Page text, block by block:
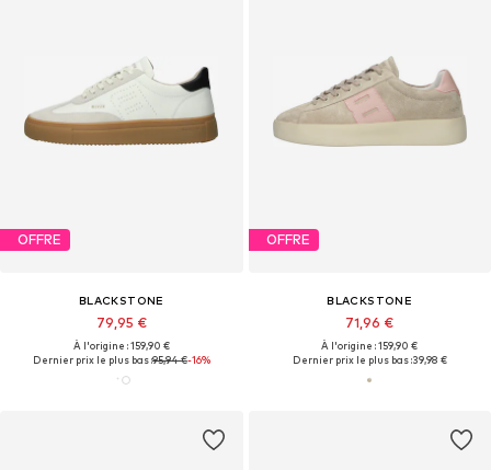
OFFRE
BLACKSTONE
79,95 €
À l'origine : 159,90 €
Dernier prix le plus bas :95,94 €-16%
OFFRE
BLACKSTONE
71,96 €
À l'origine : 159,90 €
Dernier prix le plus bas :39,98 €